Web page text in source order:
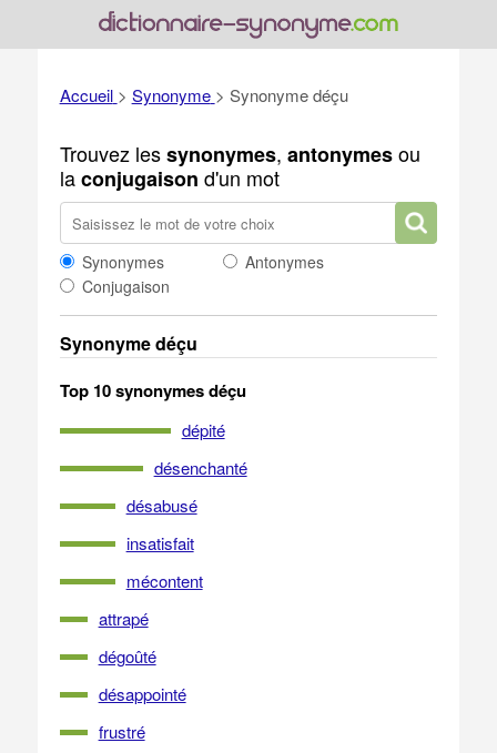
Accueil > Synonyme > Synonyme déçu
Trouvez lessynonymes, antonymesou
laconjugaison d'un mot
Synonymes
Antonymes
Conjugaison
Synonyme déçu
Top 10 synonymes déçu
dépité
désenchanté
désabusé
insatisfait
mécontent
attrapé
dégoûté
désappointé
frustré